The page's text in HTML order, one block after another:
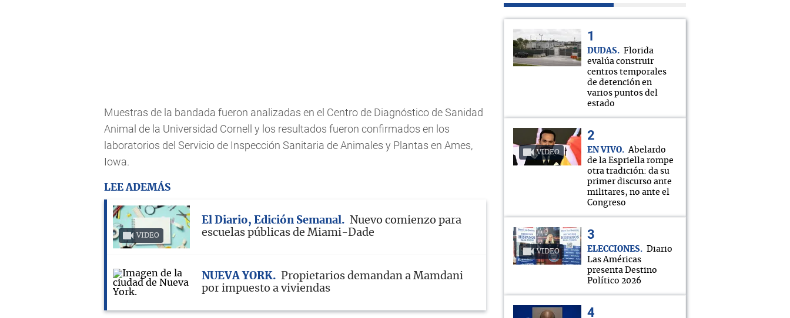
Muestras de la bandada fueron analizadas en el Centro de Diagnóstico de Sanidad
Animal de la Universidad Cornell y los resultados fueron confirmados en los
laboratorios del Servicio de Inspección Sanitaria de Animales y Plantas en Ames,
Iowa.
LEE ADEMÁS
VIDEO
El Diario, Edición Semanal
Nuevo comienzo para
escuelas públicas de Miami-Dade
NUEVA YORK
Propietarios demandan a Mamdani
por impuesto a viviendas
DUDAS
Florida
evalúa construir
centros temporales
de detención en
varios puntos del
estado
VIDEO EN VIVO
Abelardo
de la Espriella rompe
otra tradición: da su
primer discurso ante
militares, no ante el
Congreso
VIDEO ELECCIONES
Diario
Las Américas
presenta Destino
Político 2026